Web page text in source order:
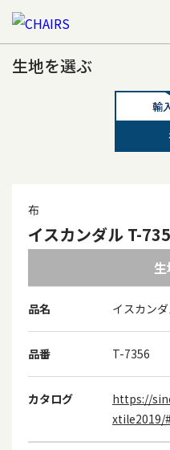
生地を選ぶ
輸
布
イスカンダル T-
品名 イスカン
品番 T-7356
カタログ
https://
xtile2019/